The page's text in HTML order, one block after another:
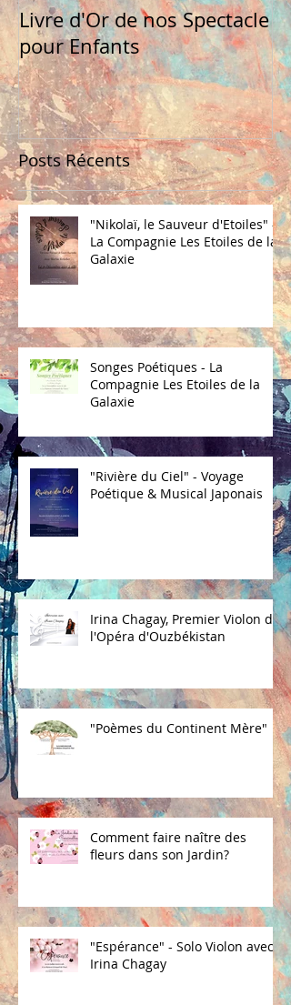
Livre d'Or de nos Spectacle
pour Enfants
Posts Récents
"Nikolaï, le Sauveur d'Etoiles" -
La Compagnie Les Etoiles de la
Galaxie
Songes Poétiques - La
Compagnie Les Etoiles de la
Galaxie
"Rivière du Ciel" - Voyage
Poétique & Musical Japonais
Irina Chagay, Premier Violon de
l'Opéra d'Ouzbékistan
"Poèmes du Continent Mère"
Comment faire naître des
fleurs dans son Jardin?
"Espérance" - Solo Violon avec
Irina Chagay